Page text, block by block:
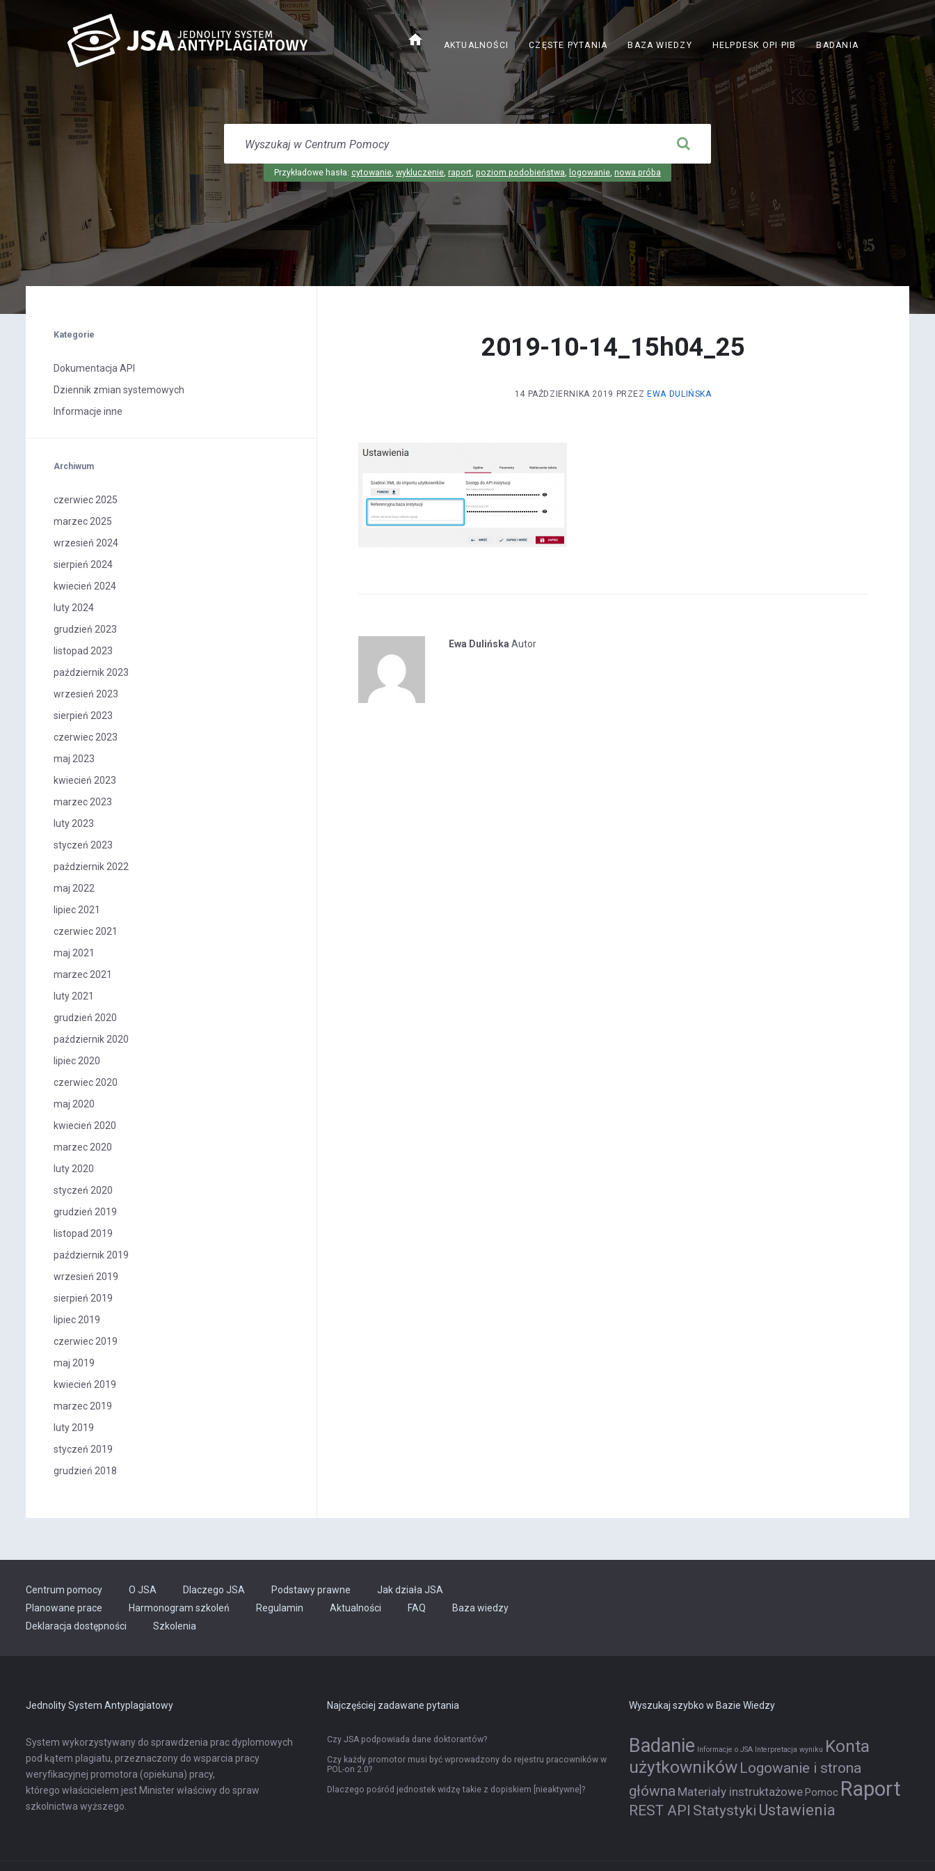
home AKTUALNOŚCI CZĘSTE PYTANIA BAZA WIEDZY HELPDESK OPI PIBODNOŚNIK
OTWIERA
SIĘ
W
NOWEJ
KARCIE
BADANIA
WYSZUKAJ
CENTRUM
Przykładowe hasła: cytowanie, wykluczenie, raport, poziom podobieństwa, logowanie, nowa próba
2019-10-14_15h04_25
14 PAŹDZIERNIKA 2019 PRZEZ EWA DULIŃSKA
Ewa Dulińska Autor
Kategorie
Dokumentacja API
Dziennik zmian systemowych
Informacje inne
Archiwum
czerwiec 2025
marzec 2025
wrzesień 2024
sierpień 2024
kwiecień 2024
luty 2024
grudzień 2023
listopad 2023
październik 2023
wrzesień 2023
sierpień 2023
czerwiec 2023
maj 2023
kwiecień 2023
marzec 2023
luty 2023
styczeń 2023
październik 2022
maj 2022
lipiec 2021
czerwiec 2021
maj 2021
marzec 2021
luty 2021
grudzień 2020
październik 2020
lipiec 2020
czerwiec 2020
maj 2020
kwiecień 2020
marzec 2020
luty 2020
styczeń 2020
grudzień 2019
listopad 2019
październik 2019
wrzesień 2019
sierpień 2019
lipiec 2019
czerwiec 2019
maj 2019
kwiecień 2019
marzec 2019
luty 2019
styczeń 2019
grudzień 2018
Centrum pomocy O JSA Dlaczego JSA Podstawy prawne
Jak działa JSA
Planowane prace
Harmonogram szkoleń Regulamin Aktualności FAQ
Baza wiedzy
Deklaracja dostępności
Szkolenia
Jednolity System Antyplagiatowy
System wykorzystywany do sprawdzenia prac dyplomowych
pod kątem plagiatu, przeznaczony do wsparcia pracy
weryfikacyjnej promotora (opiekuna) pracy,
którego właścicielem jest Minister właściwy do spraw
szkolnictwa wyższego.
Najczęściej zadawane pytania
Czy JSA podpowiada dane doktorantów?
Czy każdy promotor musi być wprowadzony do rejestru pracowników w
POL-on 2.0?
Dlaczego pośród jednostek widzę takie z dopiskiem [nieaktywne]?
Wyszukaj szybko w Bazie Wiedzy
Badanie Informacje o JSA Interpretacja wyniku Konta
użytkowników Logowanie i strona
główna Materiały instruktażowe Pomoc Raport
REST API Statystyki Ustawienia